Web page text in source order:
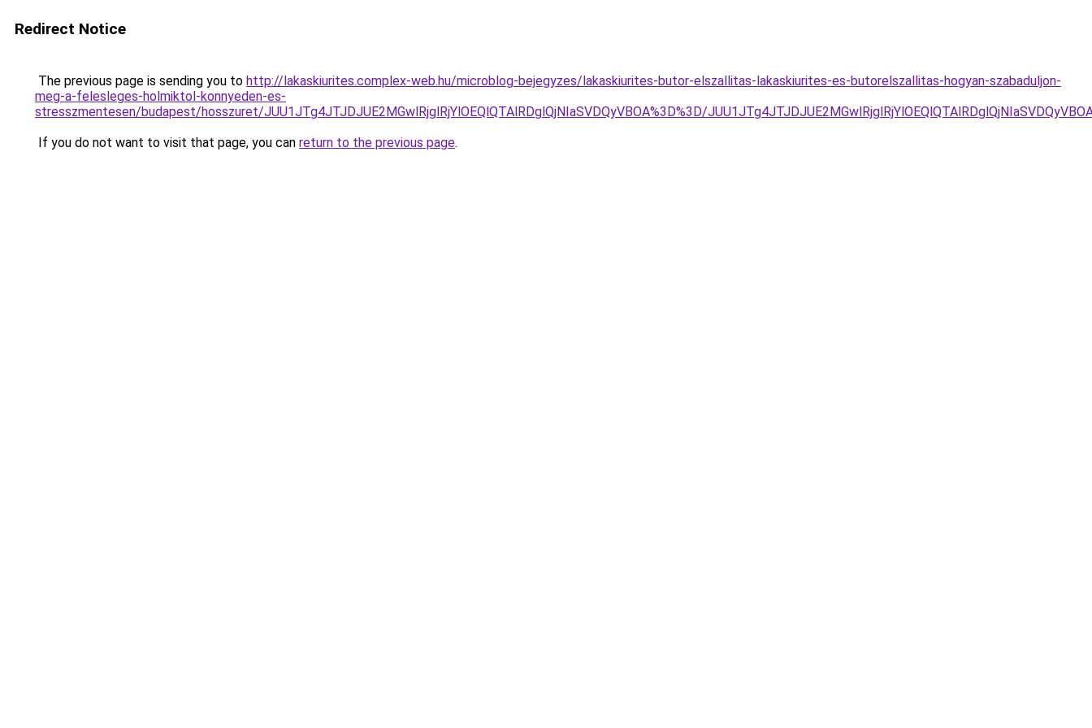
Redirect Notice
The previous page is sending you to http://lakaskiurites.complex-web.hu/microblog-bejegyzes/lakaskiurites-butor-elszallitas-lakaskiurites-es-butorelszallitas-hogyan-szabaduljon-
meg-a-felesleges-holmiktol-konnyeden-es-
stresszmentesen/budapest/hosszuret/JUU1JTg4JTJDJUE2MGwlRjglRjYlOEQlQTAlRDglQjNIaSVDQyVBOA%3D%3D/
If you do not want to visit that page, you can return to the previous page.